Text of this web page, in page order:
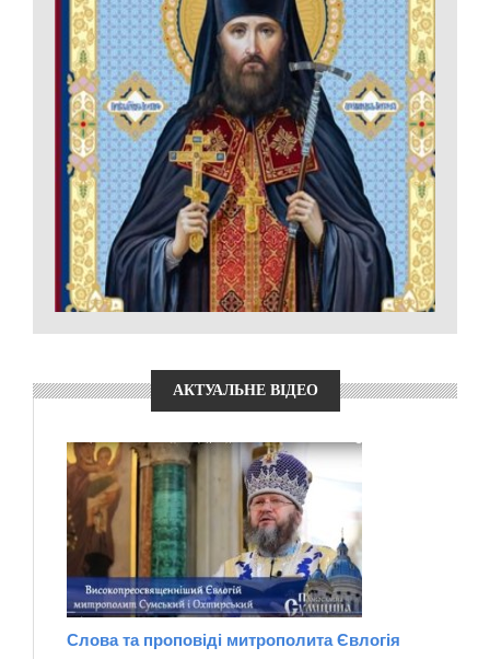
АКТУАЛЬНЕ ВІДЕО
Слова та проповіді митрополита Євлогія